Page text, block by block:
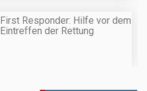
First Responder: Hilfe vor dem
Eintreffen der Rettung